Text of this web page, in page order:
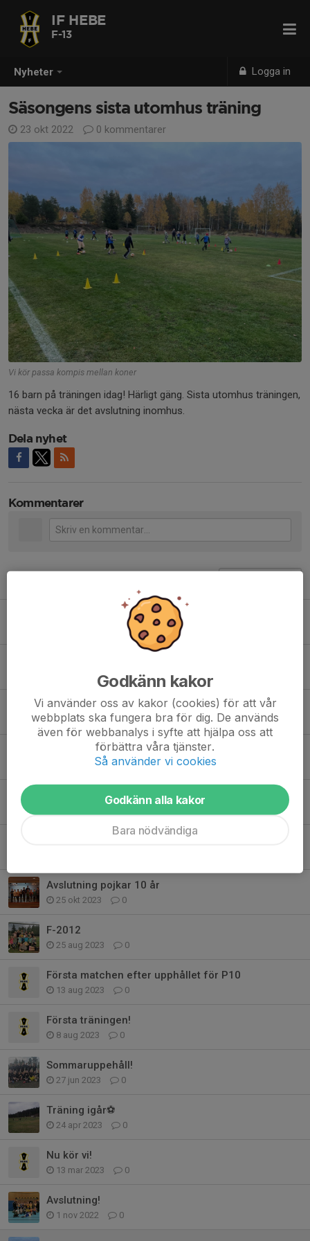
Nyheter Logga in
IF HEBE
F-13
Säsongens sista utomhus träning
23 okt 2022 0 kommentarer
Vi kör passa kompis mellan koner
16 barn på träningen idag! Härligt gäng. Sista utomhus träningen,
nästa vecka är det avslutning inomhus.
Dela nyhet
Kommentarer
Flickornas första seger
2
6 maj 2024
F-12
9 mar 2024 0
Fotbollstältet
9 mar 2024 0
Avslutning pojkar 10 år
25 okt 2023 0
F-2012
25 aug 2023 0
Första matchen efter upphållet för P10
13 aug 2023 0
Första träningen!
8 aug 2023 0
Sommaruppehåll!
27 jun 2023 0
Träning igår⚽️
24 apr 2023 0
Nu kör vi!
13 mar 2023 0
Avslutning!
1 nov 2022 0
Godkänn kakor
Vi använder oss av kakor (cookies) för att vår
webbplats ska fungera bra för dig. De används
även för webbanalys i syfte att hjälpa oss att
förbättra våra tjänster.
Så använder vi cookies
Godkänn alla kakor
Bara nödvändiga